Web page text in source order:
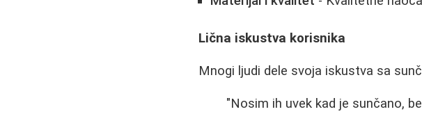
Lična iskustva korisnika
Mnogi ljudi dele svoja iskustva sa
"Nosim ih uvek kad je sunčano,